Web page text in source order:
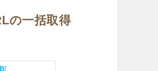
の一括取得